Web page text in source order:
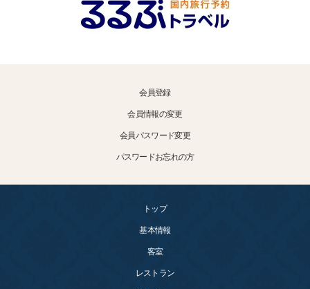
会員登録
会員情報の変更
会員パスワード変更
パスワードお忘れの方
トップ
基本情報
客室
レストラン